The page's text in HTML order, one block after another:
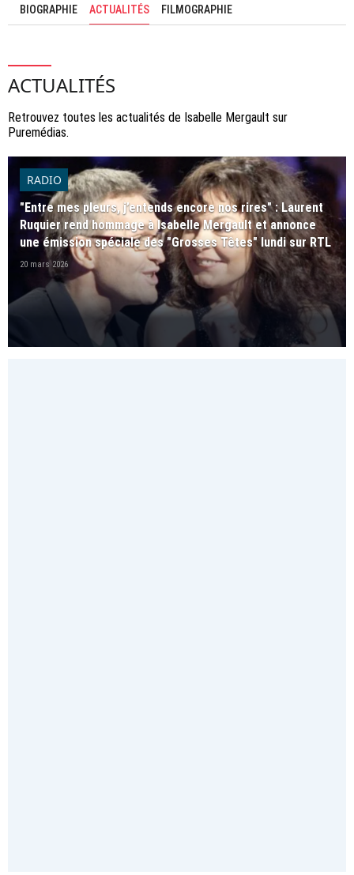
BIOGRAPHIE ACTUALITÉS FILMOGRAPHIE
ACTUALITÉS
Retrouvez toutes les actualités de Isabelle Mergault sur
Puremédias.
RADIO
"Entre mes pleurs, j’entends encore nos rires" : Laurent
Ruquier rend hommage à Isabelle Mergault et annonce
une émission spéciale des "Grosses Têtes" lundi sur RTL
20 mars 2026